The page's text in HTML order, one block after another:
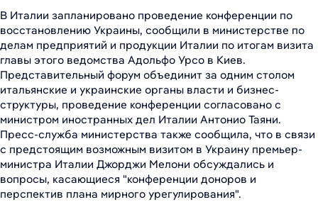
В Италии запланировано проведение конференции по
восстановлению Украины, сообщили в министерстве по
делам предприятий и продукции Италии по итогам визита
главы этого ведомства Адольфо Урсо в Киев.
Представительный форум объединит за одним столом
итальянские и украинские органы власти и бизнес-
структуры, проведение конференции согласовано с
министром иностранных дел Италии Антонио Таяни.
Пресс-служба министерства также сообщила, что в связи
с предстоящим возможным визитом в Украину премьер-
министра Италии Джорджи Мелони обсуждались и
вопросы, касающиеся "конференции доноров и
перспектив плана мирного урегулирования".